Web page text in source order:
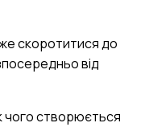
скоротитися до
від
чого створюється